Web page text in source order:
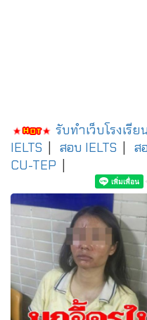
รับทำเว็บโรงเรี
IELTS
สอบ IELTS ส
CU-TEP